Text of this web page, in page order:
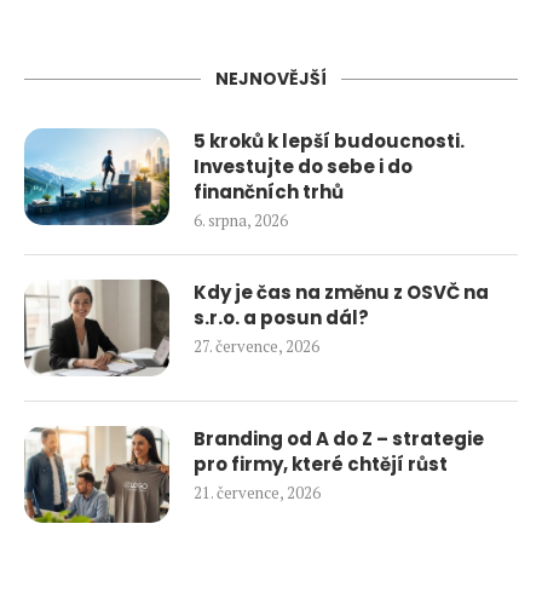
NEJNOVĚJŠÍ
5 kroků k lepší budoucnosti.
Investujte do sebe i do
finančních trhů
6. srpna, 2026
Kdy je čas na změnu z OSVČ na
s.r.o. a posun dál?
27. července, 2026
Branding od A do Z – strategie
pro firmy, které chtějí růst
21. července, 2026